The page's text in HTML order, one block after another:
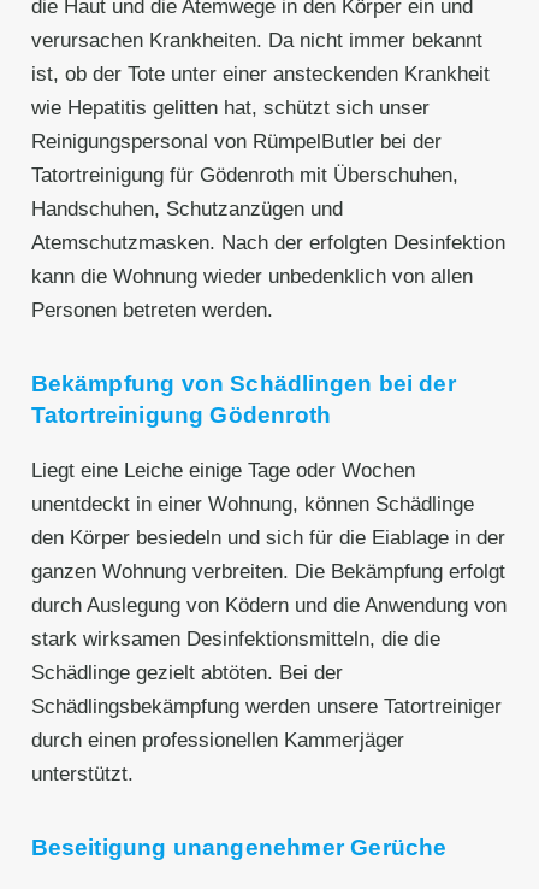
die Haut und die Atemwege in den Körper ein und
verursachen Krankheiten. Da nicht immer bekannt
ist, ob der Tote unter einer ansteckenden Krankheit
wie Hepatitis gelitten hat, schützt sich unser
Reinigungspersonal von RümpelButler bei der
Tatortreinigung für Gödenroth mit Überschuhen,
Handschuhen, Schutzanzügen und
Atemschutzmasken. Nach der erfolgten Desinfektion
kann die Wohnung wieder unbedenklich von allen
Personen betreten werden.
Bekämpfung von Schädlingen bei der
Tatortreinigung Gödenroth
Liegt eine Leiche einige Tage oder Wochen
unentdeckt in einer Wohnung, können Schädlinge
den Körper besiedeln und sich für die Eiablage in der
ganzen Wohnung verbreiten. Die Bekämpfung erfolgt
durch Auslegung von Ködern und die Anwendung von
stark wirksamen Desinfektionsmitteln, die die
Schädlinge gezielt abtöten. Bei der
Schädlingsbekämpfung werden unsere Tatortreiniger
durch einen professionellen Kammerjäger
unterstützt.
Beseitigung unangenehmer Gerüche